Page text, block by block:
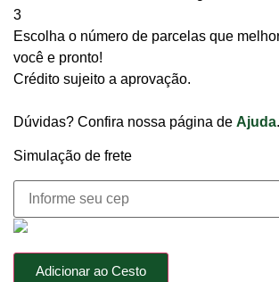
3
Escolha o número de parcelas que
você e pronto!
Crédito sujeito a aprovação.
Dúvidas? Confira nossa página de Ajuda.
Simulação de frete
Adicionar ao Cesto